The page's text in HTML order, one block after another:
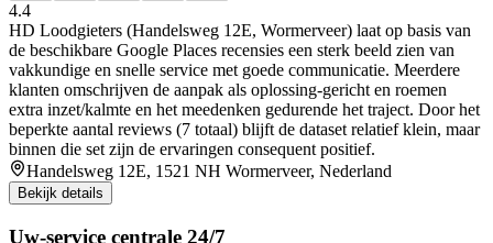
4.4
HD Loodgieters (Handelsweg 12E, Wormerveer) laat op basis van
de beschikbare Google Places recensies een sterk beeld zien van
vakkundige en snelle service met goede communicatie. Meerdere
klanten omschrijven de aanpak als oplossing-gericht en roemen
extra inzet/kalmte en het meedenken gedurende het traject. Door het
beperkte aantal reviews (7 totaal) blijft de dataset relatief klein, maar
binnen die set zijn de ervaringen consequent positief.
Handelsweg 12E, 1521 NH Wormerveer, Nederland
Bekijk details
Uw-service centrale 24/7